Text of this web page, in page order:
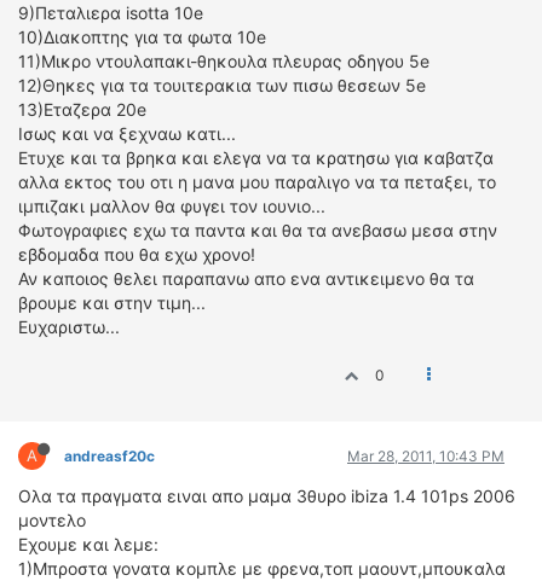
9)Πεταλιερα isotta 10e
10)Διακοπτης για τα φωτα 10e
11)Μικρο ντουλαπακι-θηκουλα πλευρας οδηγου 5e
12)Θηκες για τα τουιτερακια των πισω θεσεων 5e
13)Εταζερα 20e
Ισως και να ξεχναω κατι...
Ετυχε και τα βρηκα και ελεγα να τα κρατησω για καβατζα
αλλα εκτος του οτι η μανα μου παραλιγο να τα πεταξει, το
ιμπιζακι μαλλον θα φυγει τον ιουνιο...
Φωτογραφιες εχω τα παντα και θα τα ανεβασω μεσα στην
εβδομαδα που θα εχω χρονο!
Αν καποιος θελει παραπανω απο ενα αντικειμενο θα τα
βρουμε και στην τιμη...
Ευχαριστω...
0
A andreasf20c Mar 28, 2011, 10:43 PM
Ολα τα πραγματα ειναι απο μαμα 3θυρο ibiza 1.4 101ps 2006
μοντελο
Εχουμε και λεμε:
1)Μπροστα γονατα κομπλε με φρενα,τοπ μαουντ,μπουκαλα
ΑΡΧΕΙΟ ΤΕΥΧΩΝ